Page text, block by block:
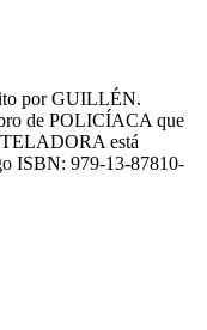
por GUILLÉN.
de POLICÍACA que
está
ISBN: 979-13-87810-